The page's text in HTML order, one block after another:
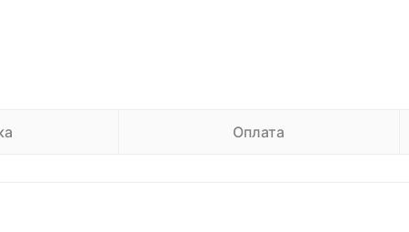
Оплата